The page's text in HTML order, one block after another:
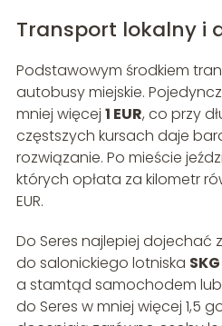
Transport lokalny i
Podstawowym środkiem
autobusy miejskie.
mniej więcej 1 EUR, co przy
częstszych kursach daje
rozwiązanie. Po mieście
których opłata za kilometr
EUR.
Do Seres najlepiej dojechać
do salonickiego lotniska SKG
a stamtąd samochodem
do Seres w mniej więcej 1,5